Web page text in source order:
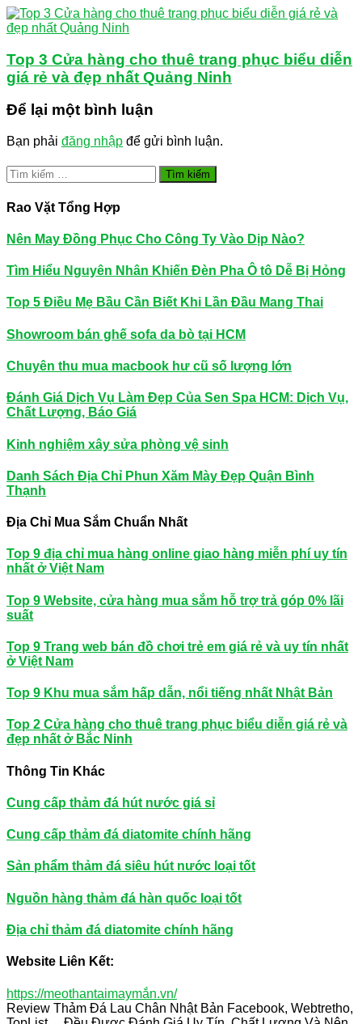
Top 3 Cửa hàng cho thuê trang phục biểu diễn
giá rẻ và đẹp nhất Quảng Ninh
Để lại một bình luận
Bạn phải đăng nhập để gửi bình luận.
Tìm
kiếm
cho:
Rao Vặt Tổng Hợp
Nên May Đồng Phục Cho Công Ty Vào Dịp Nào?
Tìm Hiểu Nguyên Nhân Khiến Đèn Pha Ô tô Dễ Bị Hỏng
Top 5 Điều Mẹ Bầu Cần Biết Khi Lần Đầu Mang Thai
Showroom bán ghế sofa da bò tại HCM
Chuyên thu mua macbook hư cũ số lượng lớn
Đánh Giá Dịch Vụ Làm Đẹp Của Sen Spa HCM: Dịch Vụ,
Chất Lượng, Báo Giá
Kinh nghiệm xây sửa phòng vệ sinh
Danh Sách Địa Chỉ Phun Xăm Mày Đẹp Quận Bình
Thạnh
Địa Chỉ Mua Sắm Chuẩn Nhất
Top 9 địa chỉ mua hàng online giao hàng miễn phí uy tín
nhất ở Việt Nam
Top 9 Website, cửa hàng mua sắm hỗ trợ trả góp 0% lãi
suất
Top 9 Trang web bán đồ chơi trẻ em giá rẻ và uy tín nhất
ở Việt Nam
Top 9 Khu mua sắm hấp dẫn, nổi tiếng nhất Nhật Bản
Top 2 Cửa hàng cho thuê trang phục biểu diễn giá rẻ và
đẹp nhất ở Bắc Ninh
Thông Tin Khác
Cung cấp thảm đá hút nước giá sỉ
Cung cấp thảm đá diatomite chính hãng
Sản phẩm thảm đá siêu hút nước loại tốt
Nguồn hàng thảm đá hàn quốc loại tốt
Địa chỉ thảm đá diatomite chính hãng
Website Liên Kết:
https://meothantaimaymắn.vn/
Review Thảm Đá Lau Chân Nhật Bản Facebook, Webtretho,